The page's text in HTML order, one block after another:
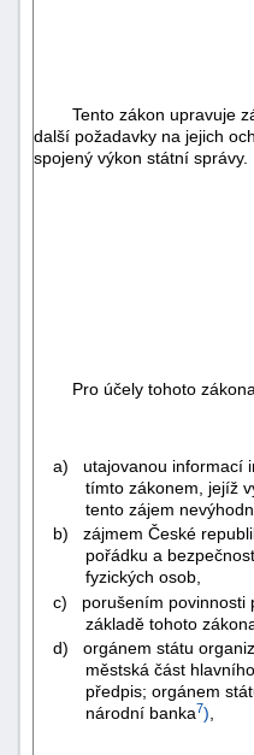
Tento zákon upravuje
další požadavky na jejich
spojený výkon státní správy.
Pro účely tohoto zákona
a) utajovanou informací
tímto zákonem, jejíž
tento zájem
b) zájmem České
pořádku a
fyzických osob,
c) porušením povinnosti
základě tohoto
d) orgánem státu
městská část
předpis; orgánem
národní banka7),